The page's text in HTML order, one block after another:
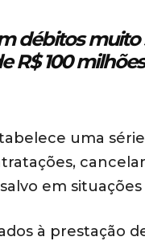
débitos muito
R$ 100
uma
em
à prestação